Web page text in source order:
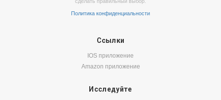
Политика конфиденциальности
Ссылки
IOS приложение
Amazon приложение
Исследуйте